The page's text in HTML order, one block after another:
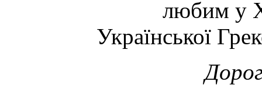
любим у
Української